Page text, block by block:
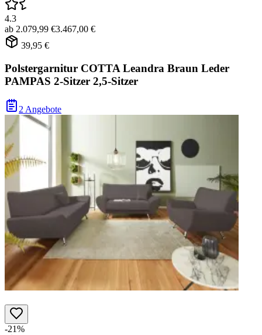
4.3
ab 2.079,99 €3.467,00 €
39,95 €
Polstergarnitur COTTA Leandra Braun Leder
PAMPAS 2-Sitzer 2,5-Sitzer
2 Angebote
-21%